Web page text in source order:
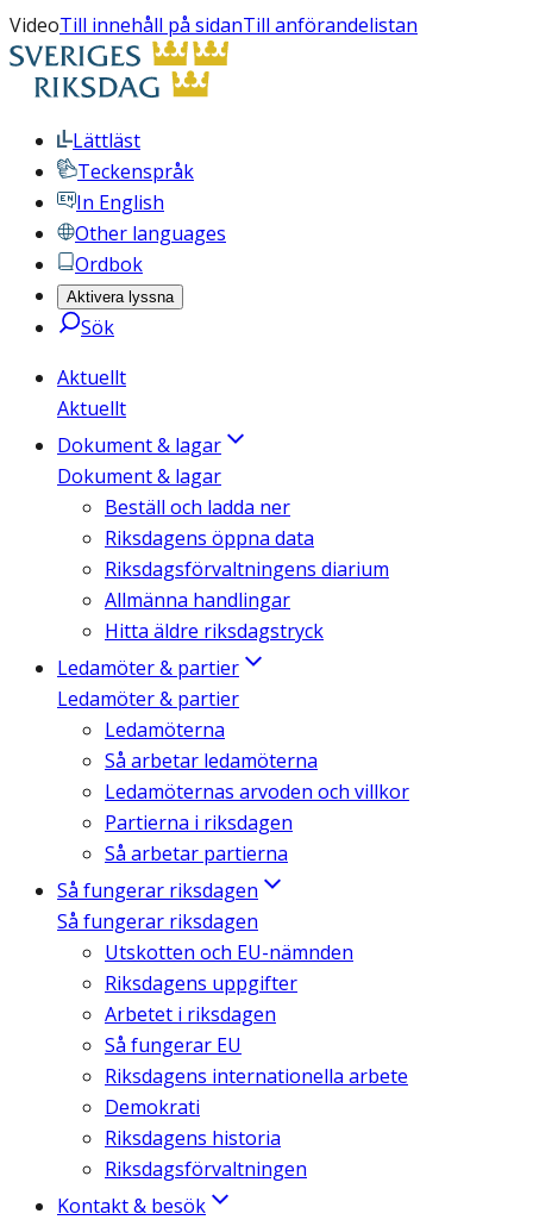
VideoTill innehåll på sidanTill anförandelistan
Lättläst
Teckenspråk
In English
Other languages
Ordbok
Aktivera lyssna
Sök
Aktuellt
Aktuellt
Dokument & lagar
Dokument & lagar
Beställ och ladda ner
Riksdagens öppna data
Riksdagsförvaltningens diarium
Allmänna handlingar
Hitta äldre riksdagstryck
Ledamöter & partier
Ledamöter & partier
Ledamöterna
Så arbetar ledamöterna
Ledamöternas arvoden och villkor
Partierna i riksdagen
Så arbetar partierna
Så fungerar riksdagen
Så fungerar riksdagen
Utskotten och EU-nämnden
Riksdagens uppgifter
Arbetet i riksdagen
Så fungerar EU
Riksdagens internationella arbete
Demokrati
Riksdagens historia
Riksdagsförvaltningen
Kontakt & besök